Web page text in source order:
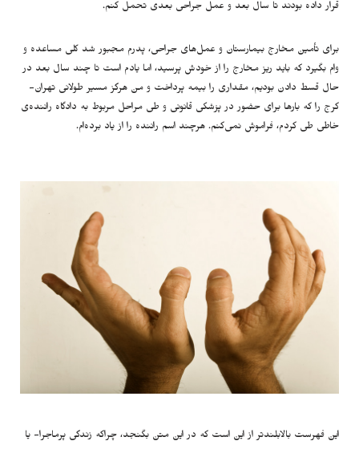
قرار داده بودند تا سال بعد و عمل جراحی بعدی تحمل کنم.
برای تأمین مخارج بیمارستان و عمل‌های جراحی، پدرم مجبور شد کلی مساعده و
وام بگیرد که باید ریز مخارج را از خودش پرسید، اما یادم است تا چند سال بعد در
حال قسط دادن بودیم، مقداری را بیمه پرداخت و من هرگز مسیر طولانی تهران-
کرج را که بارها برای حضور در پزشکی قانونی و طی مراحل مربوط به دادگاه راننده‌ی
خاطی طی کردم، فراموش نمی‌کنم. هرچند اسم راننده را از یاد برده‌ام.
این فهرست بالابلندتر از این است که در این متن بگنجد، چراکه زندگی پرماجرا- یا